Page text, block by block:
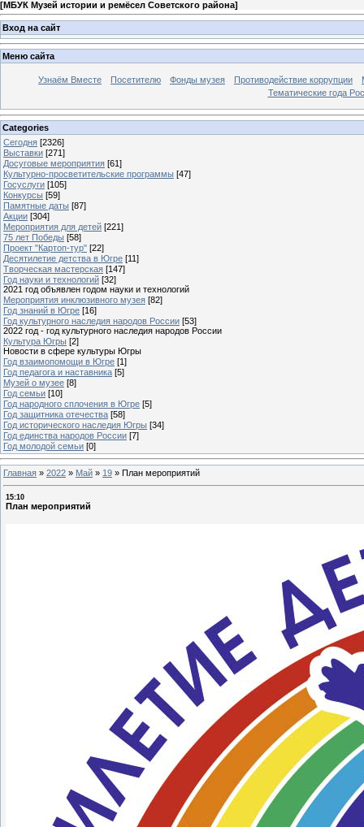
[МБУК Музей истории и ремёсел Советского района]
Вход на сайт
Меню сайта
Узнаём Вместе Посетителю Фонды музея Противодействие коррупции
Тематические года
Categories
Сегодня [2326]
Выставки [271]
Досуговые мероприятия [61]
Культурно-просветительские программы [47]
Госуслуги [105]
Конкурсы [59]
Памятные даты [87]
Акции [304]
Мероприятия для детей [221]
75 лет Победы [58]
Проект "Картоп-тур" [22]
Десятилетие детства в Югре [11]
Творческая мастерская [147]
Год науки и технологий [32]
2021 год объявлен годом науки и технологий
Мероприятия инклюзивного музея [82]
Год знаний в Югре [16]
Год культурного наследия народов России [53]
2022 год - год культурного наследия народов России
Культура Югры [2]
Новости в сфере культуры Югры
Год взаимопомощи в Югре [1]
Год педагога и наставника [5]
Музей о музее [8]
Год семьи [10]
Год народного сплочения в Югре [5]
Год защитника отечества [58]
Год исторического наследия Югры [34]
Год единства народов России [7]
Год молодой семьи [0]
Главная » 2022 » Май » 19 » План мероприятий
15:10
План мероприятий